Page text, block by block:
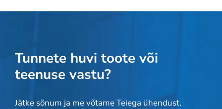
Tunnete huvi toote või
teenuse vastu?
Jätke sõnum ja me võtame Teiega ühendust.